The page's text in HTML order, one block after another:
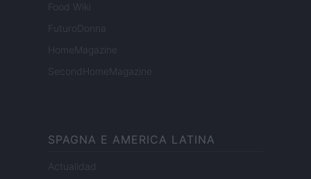
Food Wiki
FuturoDonna
HomeMagazine
SecondHomeMagazine
SPAGNA E AMERICA LATINA
Actualidad